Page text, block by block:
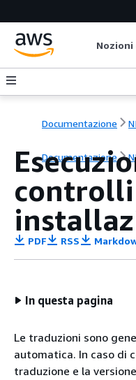
Nozioni
Documentazione
Documentazione
PDF RSS
In questa pagina
Le traduzioni sono
automatica. In caso di
traduzione e la